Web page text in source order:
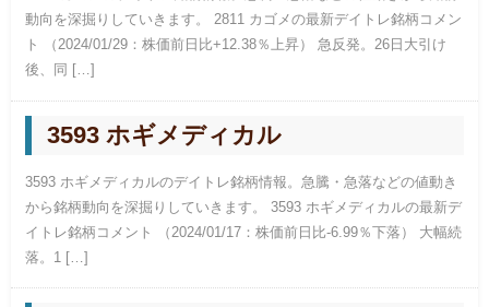
動向を深掘りしていきます。 2811 カゴメの最新デイトレ銘柄コメン
ト （2024/01/29：株価前日比+12.38％上昇） 急反発。26日大引け
後、同 […]
3593 ホギメディカル
3593 ホギメディカルのデイトレ銘柄情報。急騰・急落などの値動き
から銘柄動向を深掘りしていきます。 3593 ホギメディカルの最新デ
イトレ銘柄コメント （2024/01/17：株価前日比-6.99％下落） 大幅続
落。1 […]